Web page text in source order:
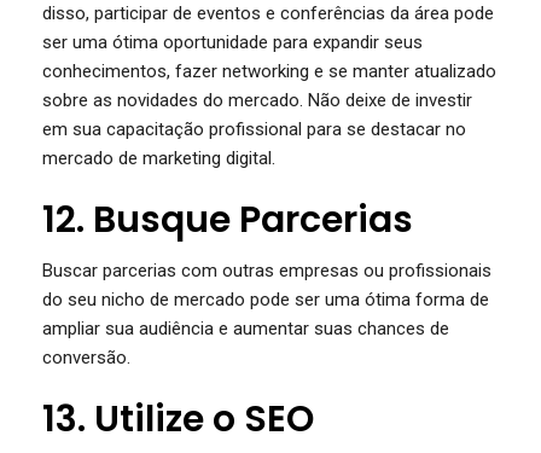
disso, participar de eventos e conferências da área pode
ser uma ótima oportunidade para expandir seus
conhecimentos, fazer networking e se manter atualizado
sobre as novidades do mercado. Não deixe de investir
em sua capacitação profissional para se destacar no
mercado de marketing digital.
12. Busque Parcerias
Buscar parcerias com outras empresas ou profissionais
do seu nicho de mercado pode ser uma ótima forma de
ampliar sua audiência e aumentar suas chances de
conversão.
13. Utilize o SEO